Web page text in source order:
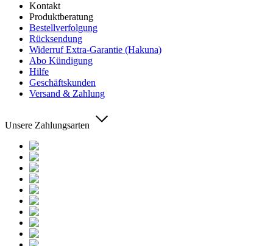
Kontakt
Produktberatung
Bestellverfolgung
Rücksendung
Widerruf Extra-Garantie (Hakuna)
Abo Kündigung
Hilfe
Geschäftskunden
Versand & Zahlung
Unsere Zahlungsarten